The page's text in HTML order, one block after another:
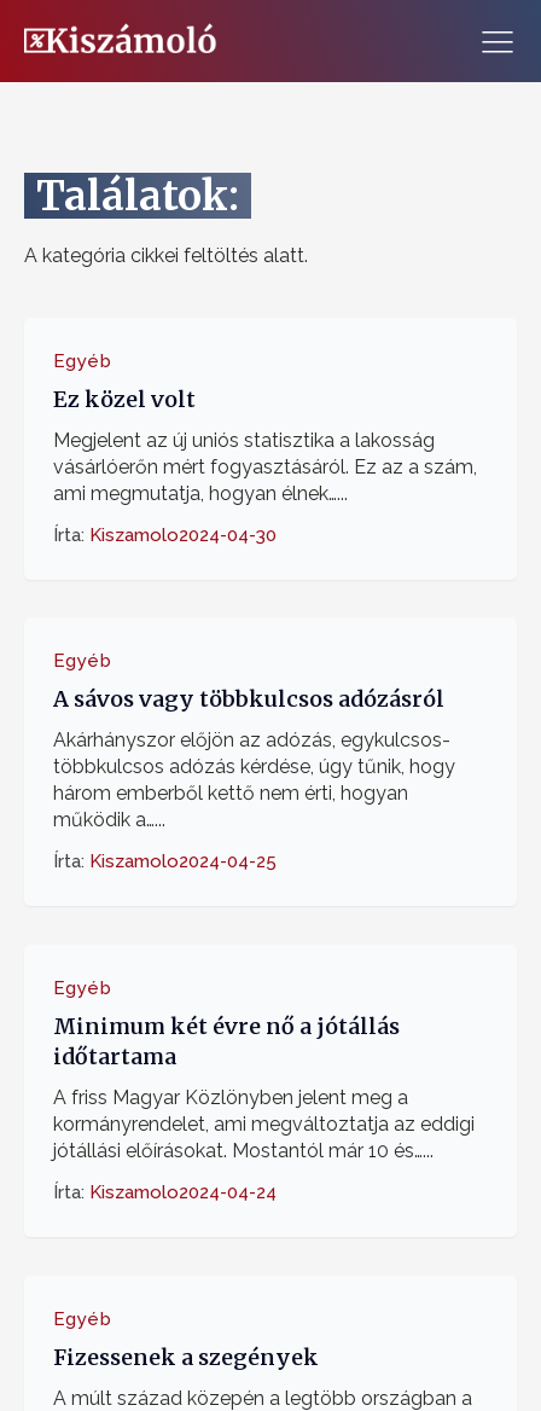
Találatok:
A kategória cikkei feltöltés alatt.
Egyéb
Ez közel volt
Megjelent az új uniós statisztika a lakosság
vásárlóerőn mért fogyasztásáról. Ez az a szám,
ami megmutatja, hogyan élnek…...
Írta: Kiszamolo2024-04-30
Egyéb
A sávos vagy többkulcsos adózásról
Akárhányszor előjön az adózás, egykulcsos-
többkulcsos adózás kérdése, úgy tűnik, hogy
három emberből kettő nem érti, hogyan
működik a…...
Írta: Kiszamolo2024-04-25
Egyéb
Minimum két évre nő a jótállás
időtartama
A friss Magyar Közlönyben jelent meg a
kormányrendelet, ami megváltoztatja az eddigi
jótállási előírásokat. Mostantól már 10 és…...
Írta: Kiszamolo2024-04-24
Egyéb
Fizessenek a szegények
A múlt század közepén a legtöbb országban a